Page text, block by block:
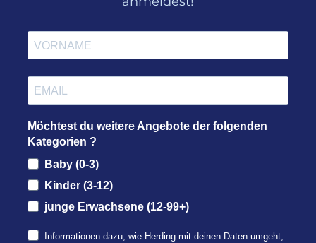
Möchtest du weitere Angebote der folgenden
Kategorien ?
Baby (0-3)
Kinder (3-12)
junge Erwachsene (12-99+)
Informationen dazu, wie Herding mit deinen Daten umgeht,